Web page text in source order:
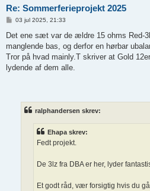
Re: Sommerferieprojekt 2025
d
æ
g
03 jul 2025, 21:33
Det ene sæt var de ældre 15 ohms Red-
manglende bas, og derfor en hørbar
Tror på hvad mainly.T skriver at Gold
lydende af dem alle.
ralphandersen skrev:
Ehapa skrev:
Fedt projekt.
De 3lz fra DBA er her, lyder
Et godt råd, vær forsigtig hvis du